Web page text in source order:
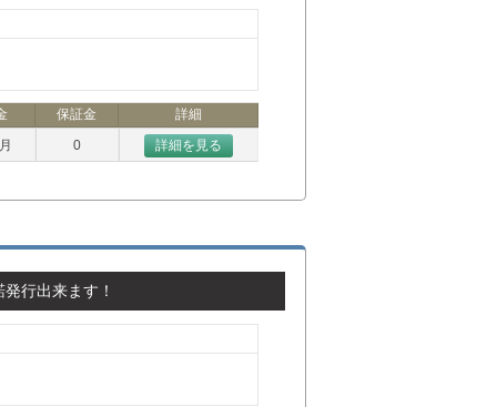
保証金
詳細
0 詳細を見る
行出来ます！